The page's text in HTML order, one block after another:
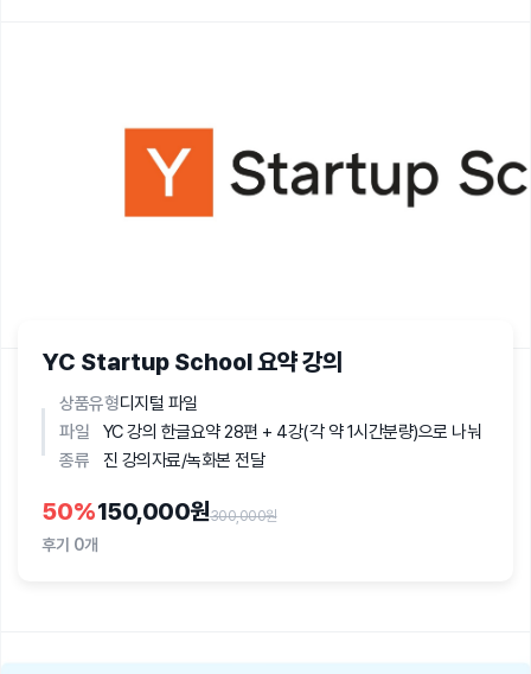
YC Startup School 요약 강의
상품유형디지털 파일
파일
종류
YC 강의 한글요약 28편 + 4강(각 약 1시간분량)으로 나눠
진 강의자료/녹화본 전달
50%150,000원300,000원
후기 0개